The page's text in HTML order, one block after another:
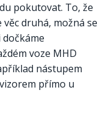
pokutovat. To, že
druhá, možná se
voze MHD
nástupem
přímo u